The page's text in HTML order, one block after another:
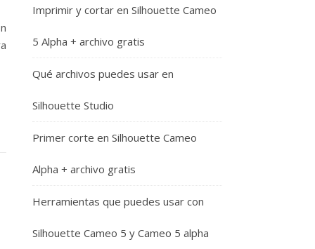
Imprimir y cortar en Silhouette Cameo
5 Alpha + archivo gratis
Qué archivos puedes usar en
Silhouette Studio
Primer corte en Silhouette Cameo
Alpha + archivo gratis
Herramientas que puedes usar con
Silhouette Cameo 5 y Cameo 5 alpha